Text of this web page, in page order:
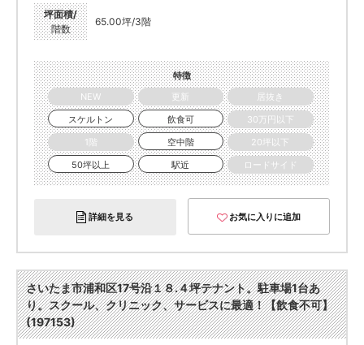
坪面積/
階数
65.00坪/3階
特徴
NEW
更新
居抜き
スケルトン
飲食可
30万円以下
1階
空中階
20坪以下
50坪以上
駅近 ロードサイド
詳細を見る お気に入りに追加
さいたま市浦和区17号沿１８.４坪テナント。駐車場1台あ
り。スクール、クリニック、サービスに最適！【飲食不可】
(197153)